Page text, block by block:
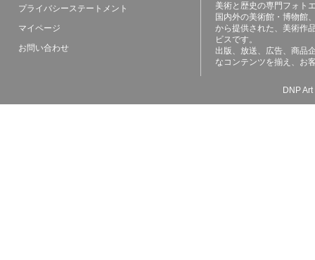
プライバシーステートメント
マイページ
お問い合わせ
美術と歴史の専門フォト
国内外の美術館・博物館
から提供された、美術作
ビスです。
出版、放送、広告、商品
なコンテンツを揃え、お
DNP